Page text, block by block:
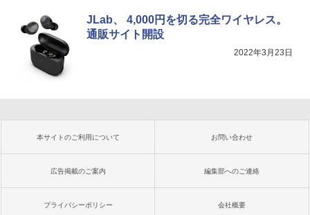
JLab、 4,000円を切る完全ワイヤレス。
通販サイト開設
2022年3月23日
本サイトのご利用について お問い合わせ
広告掲載のご案内 編集部へのご連絡
プライバシーポリシー 会社概要